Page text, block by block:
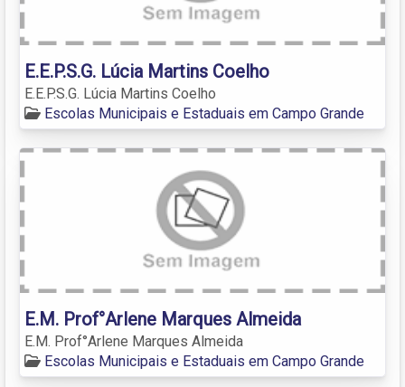
E.E.P.S.G. Lúcia Martins Coelho
E.E.P.S.G. Lúcia Martins Coelho
Escolas Municipais e Estaduais em Campo Grande
E.M. Prof°Arlene Marques Almeida
E.M. Prof°Arlene Marques Almeida
Escolas Municipais e Estaduais em Campo Grande